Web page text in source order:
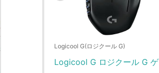
Logicool G(ロジクール G)
Logicool G ロジクール G